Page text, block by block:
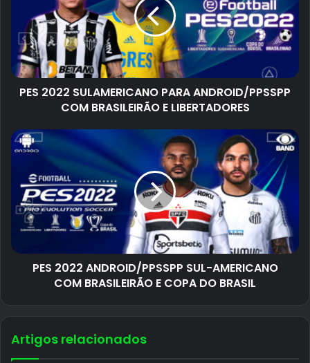
PES 2022 SULAMERICANO PARA ANDROID/PPSSPP
COM BRASILEIRÃO E LIBERTADORES
PES 2022 ANDROID/PPSSPP SUL-AMERICANO
COM BRASILEIRÃO E COPA DO BRASIL
Artigos relacionados